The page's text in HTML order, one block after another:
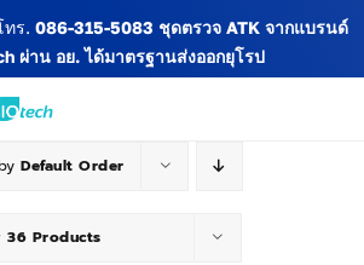
ทร. 086-315-5083 ชุดตรวจ ATK จากแบรนด์
ผ่าน อย. ได้มาตรฐานส่งออกยุโรป
Default Order
36 Products